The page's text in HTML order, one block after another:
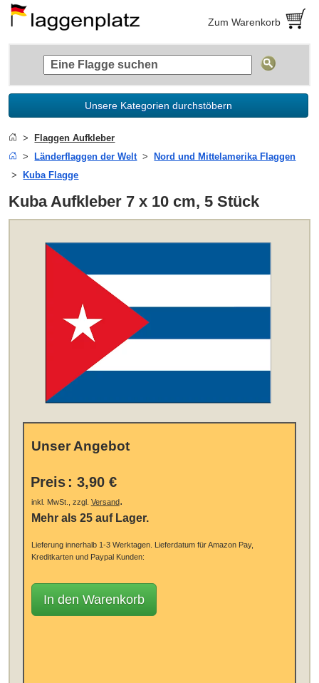
Zum Warenkorb
Unsere Kategorien durchstöbern
Flaggen Aufkleber
Länderflaggen der Welt
Nord und Mittelamerika Flaggen
Kuba Flagge
Kuba Aufkleber 7 x 10 cm, 5 Stück
Unser Angebot
Preis : 3,90 €
inkl. MwSt., zzgl. Versand.
Mehr als 25 auf Lager.
Lieferung innerhalb 1-3 Werktagen. Lieferdatum für Amazon Pay,
Kreditkarten und Paypal Kunden:
In den Warenkorb